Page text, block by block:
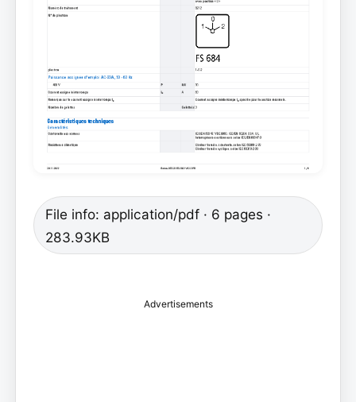
File info: application/pdf · 6 pages ·
283.93KB
Advertisements